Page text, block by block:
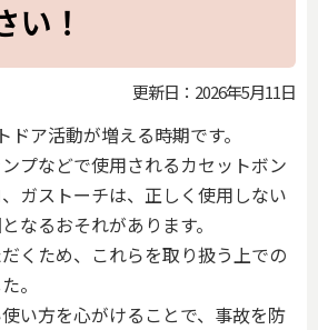
い！
更新日：2026年5月11日
ア活動が増える時期です。
プなどで使用されるカセットボン
ガストーチは、正しく使用しない
なるおそれがあります。
くため、これらを取り扱う上での
。
い方を心がけることで、事故を防